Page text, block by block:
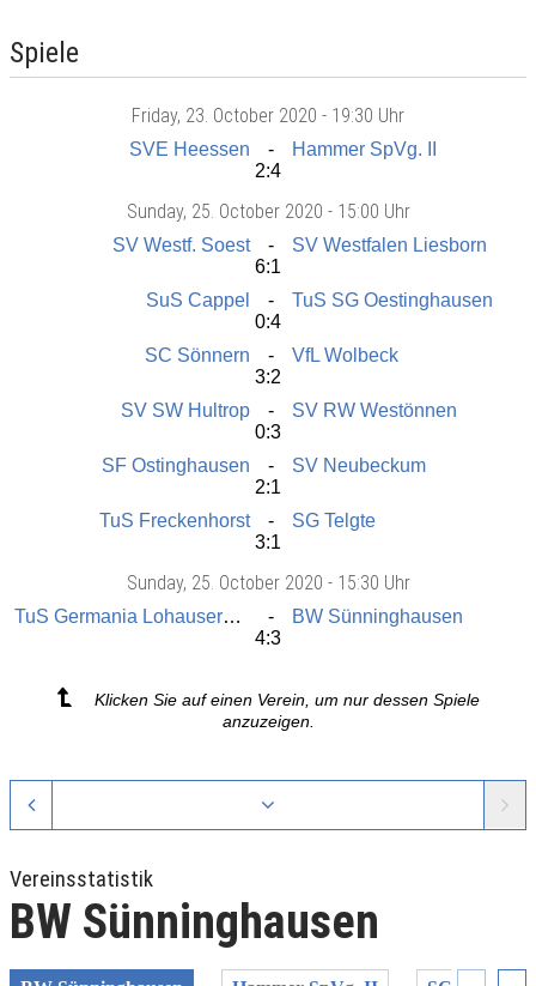
Spiele
Friday, 23. October 2020 - 19:30 Uhr
SVE Heessen
Hammer SpVg. II
2:4
Sunday, 25. October 2020 - 15:00 Uhr
SV Westf. Soest
SV Westfalen Liesborn
6:1
SuS Cappel
TuS SG Oestinghausen
0:4
SC Sönnern
VfL Wolbeck
3:2
SV SW Hultrop
SV RW Westönnen
0:3
SF Ostinghausen
SV Neubeckum
2:1
TuS Freckenhorst
SG Telgte
3:1
Sunday, 25. October 2020 - 15:30 Uhr
TuS Germania Lohauserholz
BW Sünninghausen
4:3
Klicken Sie auf einen Verein, um nur dessen Spiele
anzuzeigen.
Vereinsstatistik
BW Sünninghausen